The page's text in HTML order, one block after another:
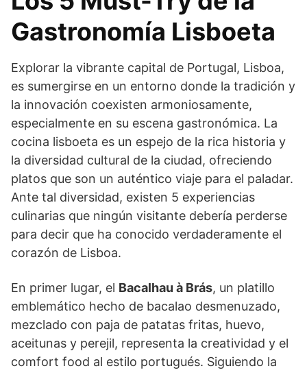
Gastronomía Lisboeta
Explorar la vibrante capital de Portugal, Lisboa,
es sumergirse en un entorno donde la tradición y
la innovación coexisten armoniosamente,
especialmente en su escena gastronómica. La
cocina lisboeta es un espejo de la rica historia y
la diversidad cultural de la ciudad, ofreciendo
platos que son un auténtico viaje para el paladar.
Ante tal diversidad, existen 5 experiencias
culinarias que ningún visitante debería perderse
para decir que ha conocido verdaderamente el
corazón de Lisboa.
En primer lugar, el Bacalhau à Brás, un platillo
emblemático hecho de bacalao desmenuzado,
mezclado con paja de patatas fritas, huevo,
aceitunas y perejil, representa la creatividad y el
comfort food al estilo portugués. Siguiendo la